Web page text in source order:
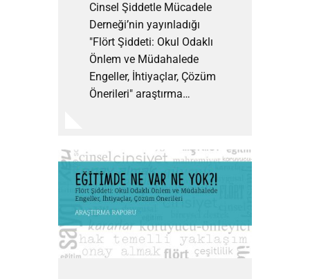
Cinsel Şiddetle Mücadele
Derneği’nin yayınladığı
"Flört Şiddeti: Okul Odaklı
Önlem ve Müdahalede
Engeller, İhtiyaçlar, Çözüm
Önerileri" araştırma…